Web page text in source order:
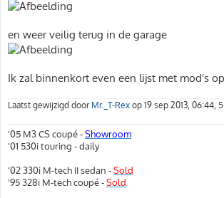
en weer veilig terug in de garage
Ik zal binnenkort even een lijst met mod's
Laatst gewijzigd door Mr._T-Rex op 19 sep 2013, 06:44,
'05 M3 CS coupé -Showroom
'01 530i touring - daily
'02 330i M-tech II sedan -Sold
'95 328i M-tech coupé -Sold